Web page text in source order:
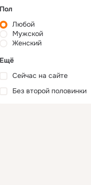
Пол
Любой
Мужской
Женский
Ещё
Сейчас на сайте
Без второй половинки